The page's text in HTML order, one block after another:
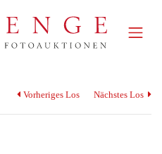
Vorheriges Los Nächstes Los